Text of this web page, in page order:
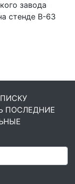
завода
стенде В-63
ПОСЛЕДНИЕ